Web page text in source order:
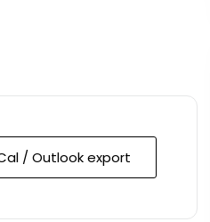
/ Outlook export